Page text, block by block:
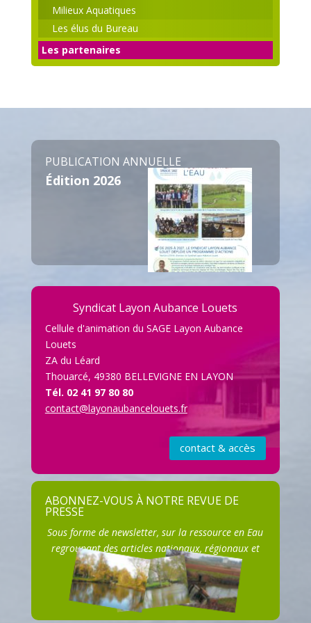
Milieux Aquatiques
Les élus du Bureau
Les partenaires
PUBLICATION ANNUELLE
Édition 2026
Syndicat Layon Aubance Louets
Cellule d'animation du SAGE Layon Aubance
Louets
ZA du Léard
Thouarcé, 49380 BELLEVIGNE EN LAYON
Tél. 02 41 97 80 80
contact@layonaubancelouets.fr
contact & accès
ABONNEZ-VOUS À NOTRE REVUE DE
PRESSE
Sous forme de newsletter, sur la ressource en Eau
regroupant des articles nationaux, régionaux et
locaux.
S'ABONNER